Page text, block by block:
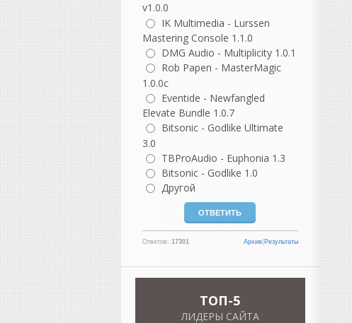
guter
написал 06.08.2026 в 22:37
не согласна с этим
комментарием, но
понимаю, откуда он взялся.
В нем есть доля
ностальгии, но как
описание реальности он
Разберем по частям.
«Как же было спокойно до
появления компа...»
На самом деле не совсем.
Да, компьютеров не было,
но были свои проблемы:
постоянной калибровки;
подмагничивания (bias);
чистить и размагничивать
v1.0.0
IK Multimedia - Lurssen
Mastering Console 1.1.0
DMG Audio - Multiplicity 1.0.1
Rob Papen - MasterMagic
1.0.0c
Eventide - Newfangled
Elevate Bundle 1.0.7
Bitsonic - Godlike Ultimate
3.0
TBProAudio - Euphonia 1.3
Bitsonic - Godlike 1.0
Другой
Ответов: 17301 Результаты
|
Архив
TOП-5
ЛИДЕРЫ САЙТА